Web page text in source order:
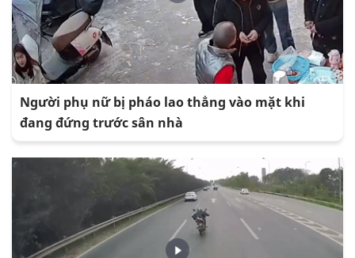
Người phụ nữ bị pháo lao thẳng vào mặt khi
đang đứng trước sân nhà